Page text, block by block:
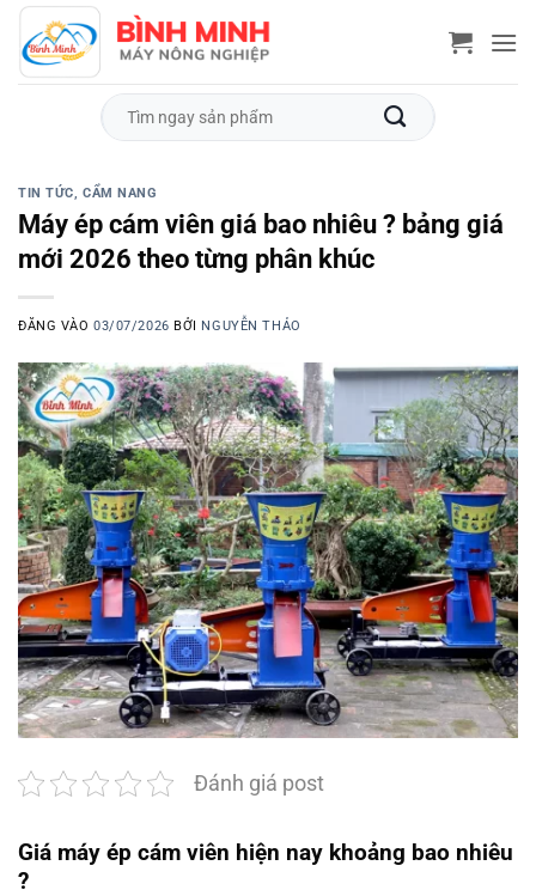
qua
nội
Tìm
TIN TỨC, CẨM NANG
Máy ép cám viên giá bao nhiêu ? bảng giá
mới 2026 theo từng phân khúc
ĐĂNG VÀO03/07/2026 BỞI NGUYỄN THẢO
Đánh giá post
Giá máy ép cám viên hiện nay khoảng bao nhiêu
?